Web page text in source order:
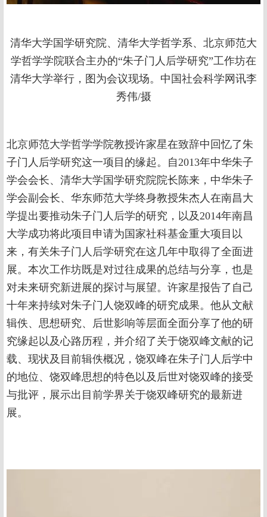
清华大学国学研究院、清华大学哲学系、北京师范大
学哲学学院联合主办的“朱子门人后学研究”工作坊在
清华大学举行，图为会议现场。中国社会科学网讯李
秀伟/摄
北京师范大学哲学学院教授许家星在致辞中回忆了朱
子门人后学研究这一项目的缘起。自2013年中华朱子
学会会长、清华大学国学研究院院长陈来，中华朱子
学会副会长、华东师范大学终身教授朱杰人在南昌大
学提出要推动朱子门人后学的研究，以及2014年南昌
大学成功将此项目申请为国家社科基金重大项目以
来，有关朱子门人后学研究在这几年中取得了全面进
展。本次工作坊既是对过往成果的总结与分享，也是
对未来研究新进展的探讨与展望。许家星报告了自己
十年来持续对朱子门人饶双峰的研究成果。他从文献
辑佚、思想研究、后世影响等层面全面分享了他的研
究缘起以及心路历程，并介绍了关于饶双峰文献的记
载、现状及目前辑佚概况，饶双峰在朱子门人后学中
的地位、饶双峰思想的特色以及后世对饶双峰的接受
与批评，展示出目前学界关于饶双峰研究的最新进
展。